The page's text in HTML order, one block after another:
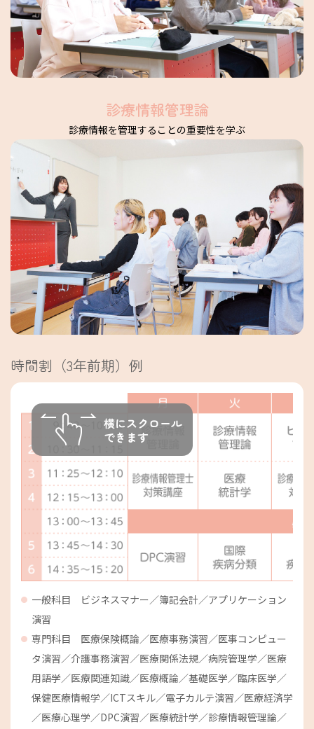
診療情報管理論
診療情報を管理することの重要性を学ぶ
時間割（3年前期）例
一般科目 ビジネスマナー／簿記会計／アプリケーション
演習
専門科目 医療保険概論／医療事務演習／医事コンピュー
タ演習／介護事務演習／医療関係法規／病院管理学／医療
用語学／医療関連知識／医療概論／基礎医学／臨床医学／
保健医療情報学／ICTスキル／電子カルテ演習／医療経済学
／医療心理学／DPC演習／医療統計学／診療情報管理論／